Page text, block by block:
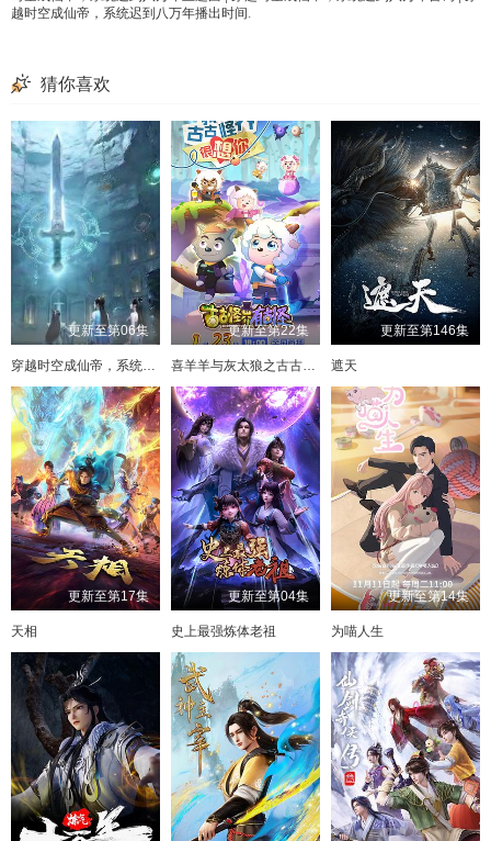
越时空成仙帝，系统迟到八万年播出时间 .
猜你喜欢
更新至第06集
穿越时空成仙帝，系统迟到八万年
更新至第22集
喜羊羊与灰太狼之古古怪界有古怪
更新至第146集
遮天
更新至第17集
天相
更新至第04集
史上最强炼体老祖
更新至第14集
为喵人生